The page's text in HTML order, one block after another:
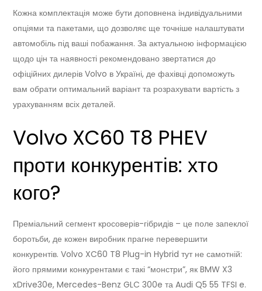
Кожна комплектація може бути доповнена індивідуальними
опціями та пакетами, що дозволяє ще точніше налаштувати
автомобіль під ваші побажання. За актуальною інформацією
щодо цін та наявності рекомендовано звертатися до
офіційних дилерів Volvo в Україні, де фахівці допоможуть
вам обрати оптимальний варіант та розрахувати вартість з
урахуванням всіх деталей.
Volvo XC60 T8 PHEV
проти конкурентів: хто
кого?
Преміальний сегмент кросоверів-гібридів – це поле запеклої
боротьби, де кожен виробник прагне перевершити
конкурентів. Volvo XC60 T8 Plug-in Hybrid тут не самотній:
його прямими конкурентами є такі “монстри”, як BMW X3
xDrive30e, Mercedes-Benz GLC 300e та Audi Q5 55 TFSI e.